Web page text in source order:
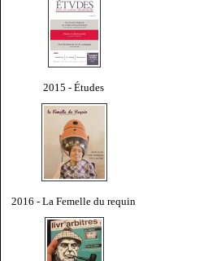
2015 - Études
2016 - La Femelle du requin